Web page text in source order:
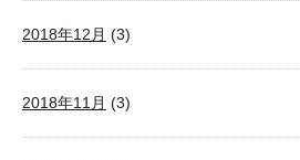
2018年12月 (3)
2018年11月 (3)